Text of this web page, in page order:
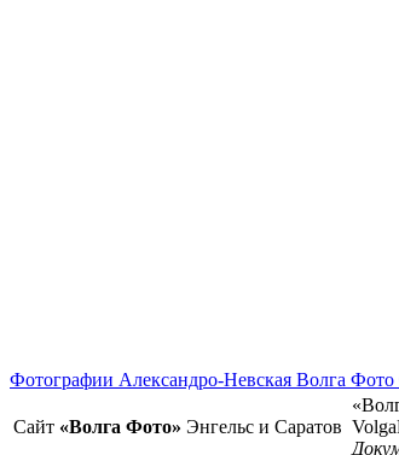
Фотографии Александро-Невская Волга Фото
Сайт «Волга Фото» Энгельс и Саратов